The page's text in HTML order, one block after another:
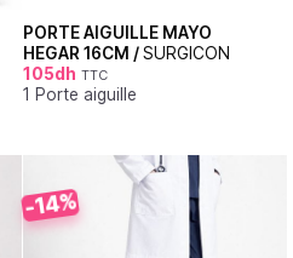
PORTE AIGUILLE MAYO
HEGAR 16CM /SURGICON
105dh TTC
1 Porte aiguille
-14%